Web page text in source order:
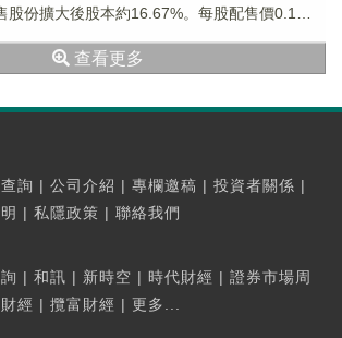
股份擴大後股本約16.67%。每股配售價0.1港
查看更多
詢 | 公司介紹 | 專欄邀稿 | 投資者關係 |
| 私隱政策 | 聯絡我們
| 和訊 | 新時空 | 時代財經 | 證券市場周
經 | 攬富財經 | 更多...